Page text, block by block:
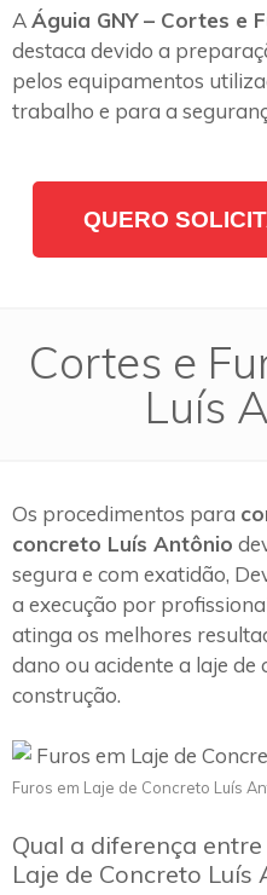
AÁguia GNY – Cortes e
destaca devido a
pelos equipamentos
trabalho e para a
QUERO
Cortes e
Luís
Os procedimentos para
concreto Luís Antônio
segura e com exatidão,
a execução por
atinga os melhores
dano ou acidente a laje
construção.
Furos em Laje de Concreto Luís
Qual a diferença
Laje de Concreto Luís